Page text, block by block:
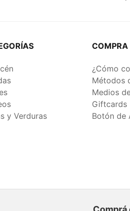
y Verduras
COMPRA
¿Cómo
Métodos
Medios
Giftcards
Botón de